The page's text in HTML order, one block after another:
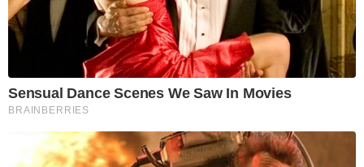
Sensual Dance Scenes We Saw In Movies
BRAINBERRIES